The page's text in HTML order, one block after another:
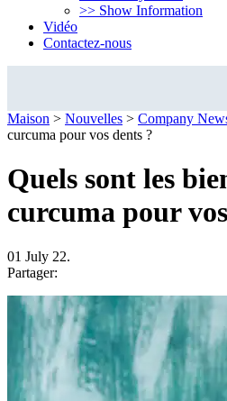
>> Show Information
Vidéo
Contactez-nous
Maison > Nouvelles > Company
curcuma pour vos dents ?
Quels sont les
curcuma pour
01 July 22.
Partager: